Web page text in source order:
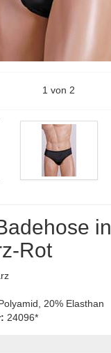
1 von 2
in
Rot
20% Elasthan
24096*